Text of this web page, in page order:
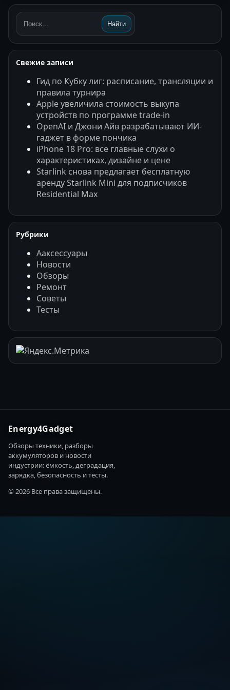
Поиск: Найти
Свежие записи
Гид по Кубку лиг: расписание, трансляции и
правила турнира
Apple увеличила стоимость выкупа
устройств по программе trade-in
OpenAI и Джони Айв разрабатывают ИИ-
гаджет в форме пончика
iPhone 18 Pro: все главные слухи о
характеристиках, дизайне и цене
Starlink снова предлагает бесплатную
аренду Starlink Mini для подписчиков
Residential Max
Рубрики
Ааксессуары
Новости
Обзоры
Ремонт
Советы
Тесты
Energy4Gadget
Обзоры техники, разборы
аккумуляторов и новости
индустрии: ёмкость, деградация,
зарядка, безопасность и тесты.
© 2026 Все права защищены.